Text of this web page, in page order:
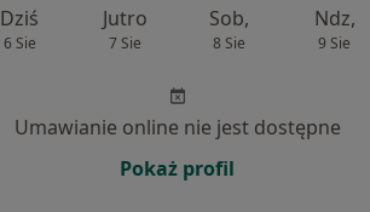
Dziś
6 Sie
Jutro
7 Sie
Sob,
8 Sie
Ndz,
9 Sie
Umawianie online nie jest dostępne
Pokaż profil